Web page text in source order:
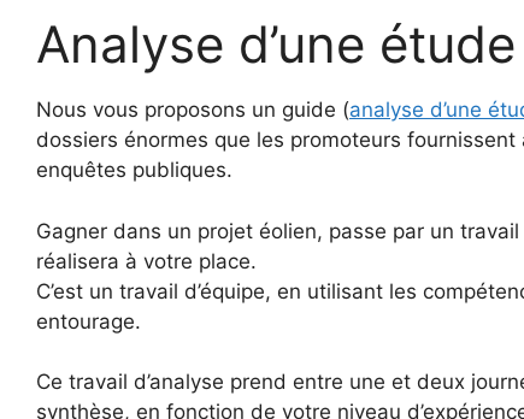
Analyse d’une
Nous vous proposons un guide (analyse d’une
dossiers énormes que les promoteurs
enquêtes publiques.
Gagner dans un projet éolien, passe par un
réalisera à votre place.
C’est un travail d’équipe, en utilisant les
entourage.
Ce travail d’analyse prend entre une et deux
synthèse, en fonction de votre niveau